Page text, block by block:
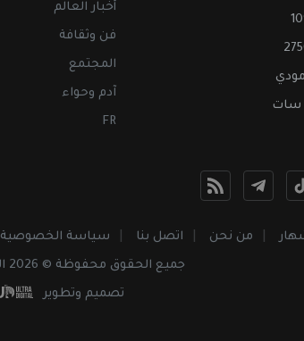
سات
أخبار العالم
فن وثقافة
المجتمع
آدم وحواء
FR
من نحن اتصل بنا سياسة الخصوصية
جميع الحقوق محفوظة © 2026 النهار أونلاين
تصميم وتطوير